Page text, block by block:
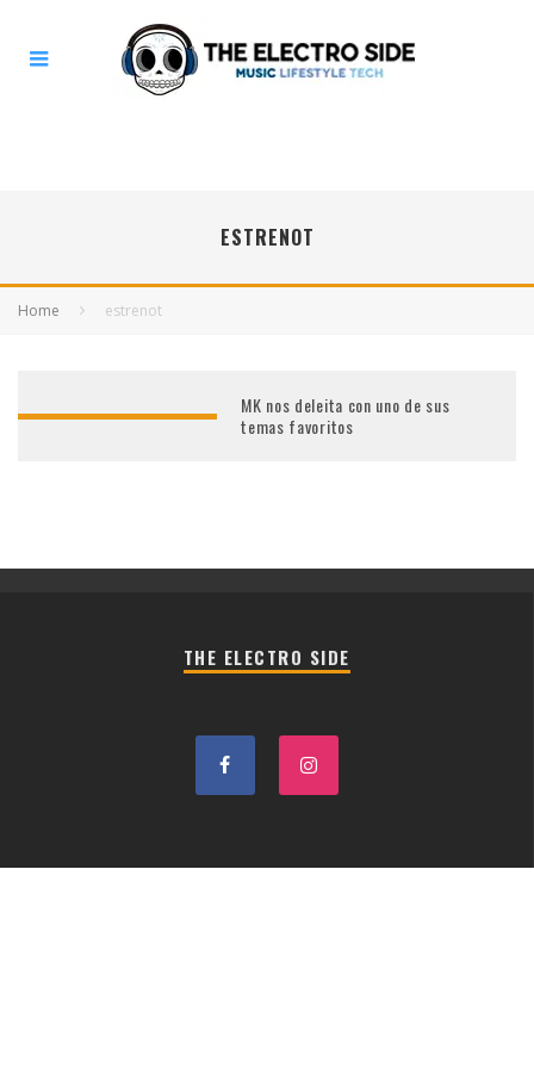
ESTRENOT
Home estrenot
MK nos deleita con uno de sus
temas favoritos
THE ELECTRO SIDE